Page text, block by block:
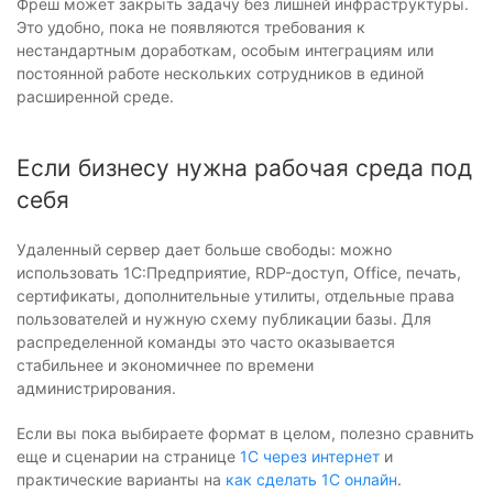
Фреш может закрыть задачу без лишней инфраструктуры.
Это удобно, пока не появляются требования к
нестандартным доработкам, особым интеграциям или
постоянной работе нескольких сотрудников в единой
расширенной среде.
Если бизнесу нужна рабочая среда под
себя
Удаленный сервер дает больше свободы: можно
использовать 1С:Предприятие, RDP-доступ, Office, печать,
сертификаты, дополнительные утилиты, отдельные права
пользователей и нужную схему публикации базы. Для
распределенной команды это часто оказывается
стабильнее и экономичнее по времени
администрирования.
Если вы пока выбираете формат в целом, полезно сравнить
еще и сценарии на странице 1С через интернет и
практические варианты на как сделать 1С онлайн.